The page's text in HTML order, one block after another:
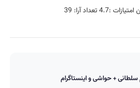
امتیازات :4.7تعداد آرا: 39
سلطانی + حواشی و اینستاگرام